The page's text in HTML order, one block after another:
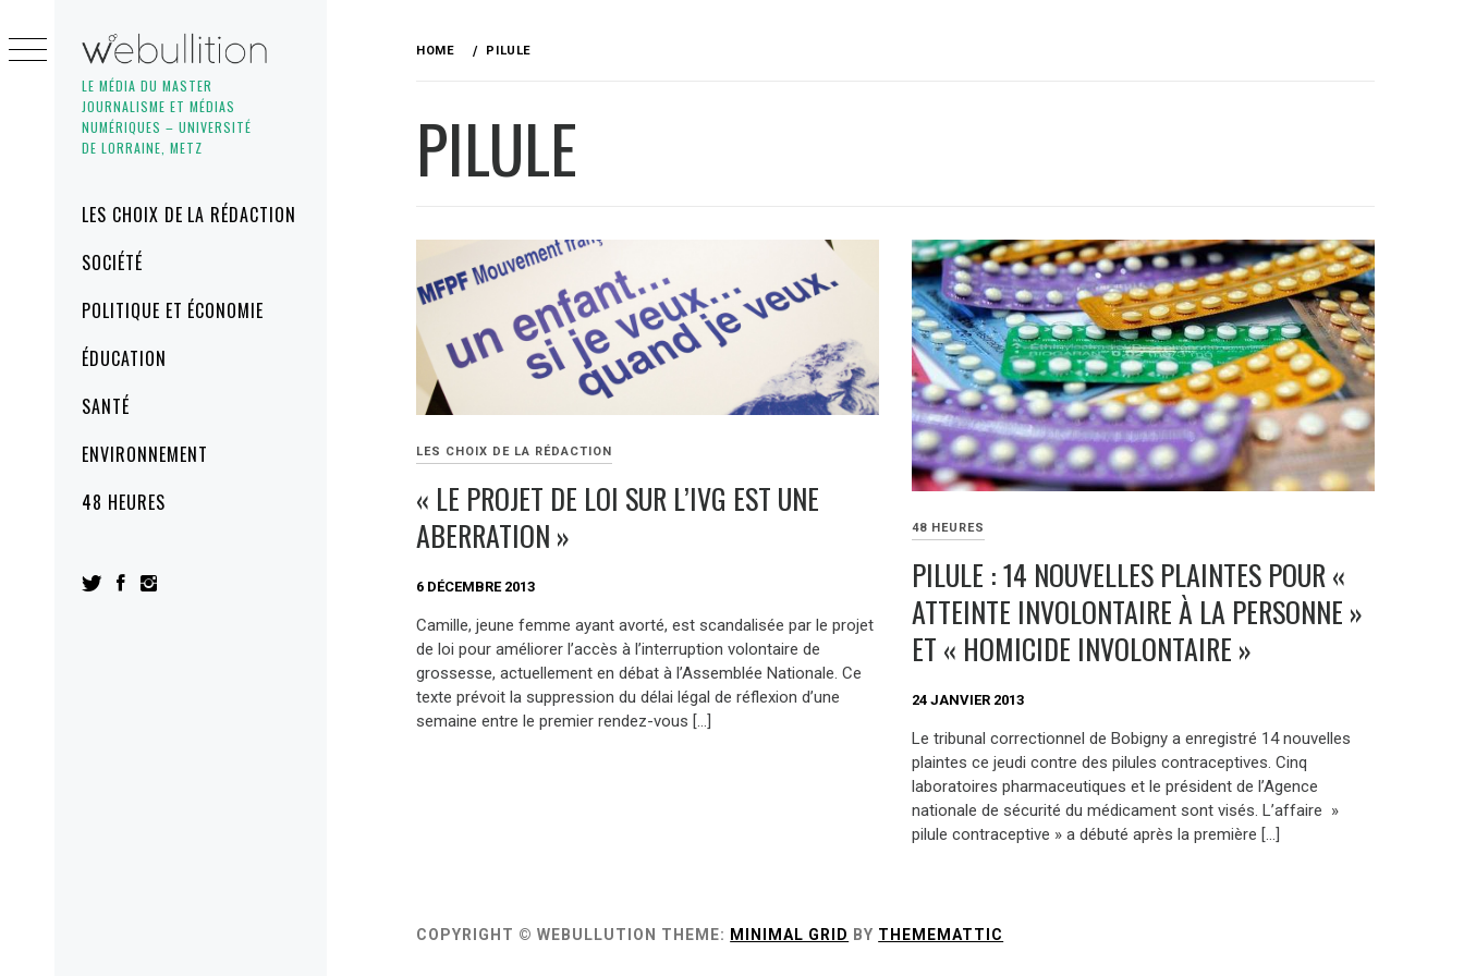
LE MÉDIA DU MASTER
JOURNALISME ET MÉDIAS
NUMÉRIQUES – UNIVERSITÉ
DE LORRAINE, METZ
MenuLES CHOIX DE LA RÉDACTION
SOCIÉTÉ
POLITIQUE ET ÉCONOMIE
ÉDUCATION
SANTÉ
ENVIRONNEMENT
48 HEURES
to
content
HOME PILULE
PILULE
LES CHOIX DE LA RÉDACTION
« LE PROJET DE LOI SUR L’IVG EST UNE
ABERRATION »
6 DÉCEMBRE 2013
Camille, jeune femme ayant avorté, est scandalisée par le projet
de loi pour améliorer l’accès à l’interruption volontaire de
grossesse, actuellement en débat à l’Assemblée Nationale. Ce
texte prévoit la suppression du délai légal de réflexion d’une
semaine entre le premier rendez-vous […]
48 HEURES
PILULE : 14 NOUVELLES PLAINTES POUR «
ATTEINTE INVOLONTAIRE À LA PERSONNE »
ET « HOMICIDE INVOLONTAIRE »
24 JANVIER 2013
Le tribunal correctionnel de Bobigny a enregistré 14 nouvelles
plaintes ce jeudi contre des pilules contraceptives. Cinq
laboratoires pharmaceutiques et le président de l’Agence
nationale de sécurité du médicament sont visés. L’affaire »
pilule contraceptive » a débuté après la première […]
COPYRIGHT © WEBULLUTION THEME: MINIMAL GRID BY THEMEMATTIC